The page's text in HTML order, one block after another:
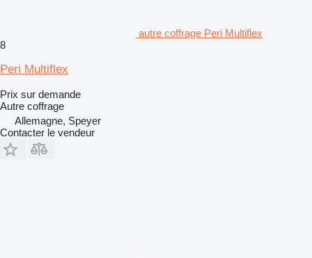
autre coffrage Peri Multiflex
8
Peri Multiflex
Prix sur demande
Autre coffrage
Allemagne, Speyer
Contacter le vendeur